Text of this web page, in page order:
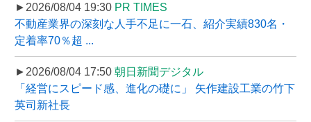
►2026/08/04 19:30 PR TIMES
不動産業界の深刻な人手不足に一石、紹介実績830名・
定着率70％超 ...
►2026/08/04 17:50 朝日新聞デジタル
「経営にスピード感、進化の礎に」 矢作建設工業の竹下
英司新社長